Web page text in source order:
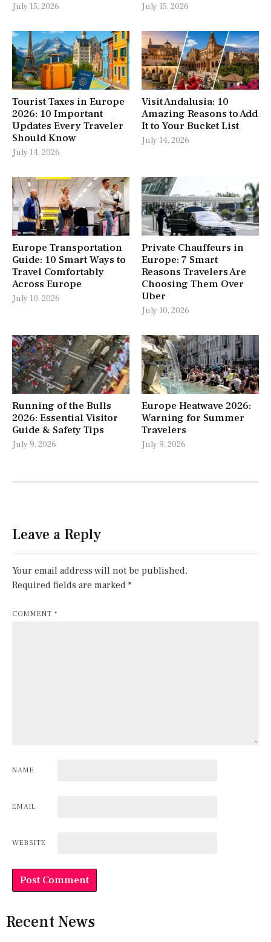
July 15, 2026 July 15, 2026
Tourist Taxes in Europe
2026: 10 Important
Updates Every Traveler
Should Know
July 14, 2026
Visit Andalusia: 10
Amazing Reasons to Add
It to Your Bucket List
July 14, 2026
Europe Transportation
Guide: 10 Smart Ways to
Travel Comfortably
Across Europe
July 10, 2026
Private Chauffeurs in
Europe: 7 Smart
Reasons Travelers Are
Choosing Them Over
Uber
July 10, 2026
Running of the Bulls
2026: Essential Visitor
Guide & Safety Tips
July 9, 2026
Europe Heatwave 2026:
Warning for Summer
Travelers
July 9, 2026
Leave a Reply
Your email address will not be published.
Required fields are marked *
COMMENT *
NAME
EMAIL
WEBSITE
Recent News